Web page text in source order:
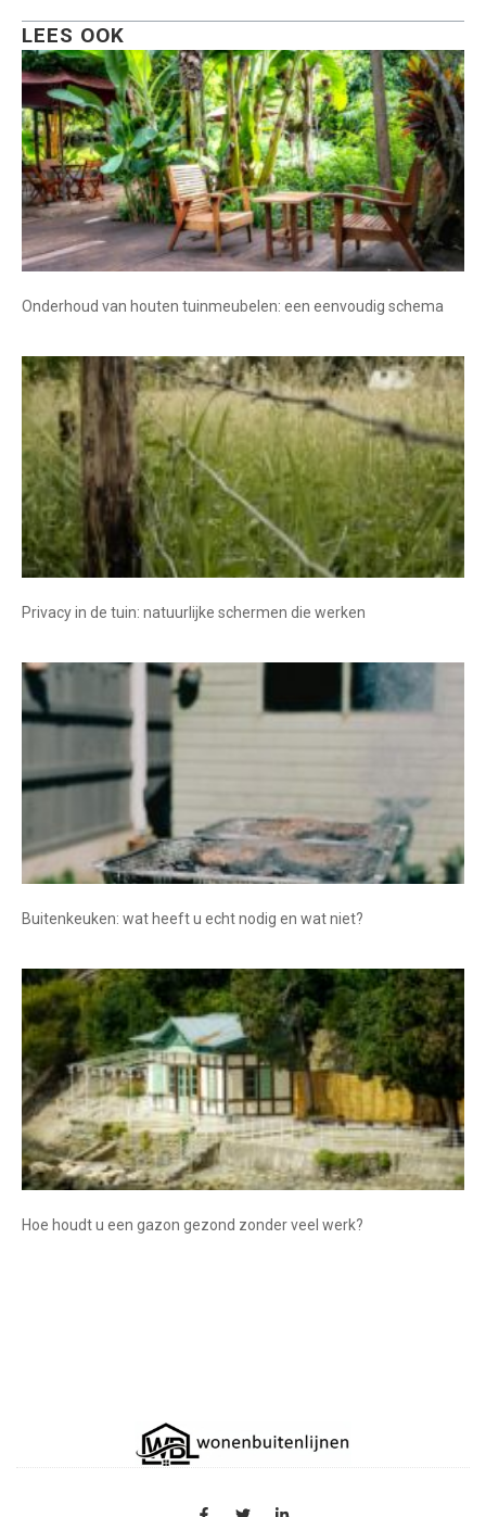
LEES OOK
Onderhoud van houten tuinmeubelen: een eenvoudig schema
Privacy in de tuin: natuurlijke schermen die werken
Buitenkeuken: wat heeft u echt nodig en wat niet?
Hoe houdt u een gazon gezond zonder veel werk?